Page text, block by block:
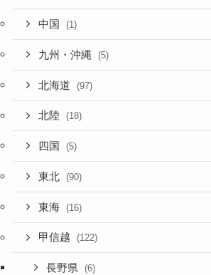
中国 (1)
九州・沖縄 (5)
北海道 (97)
北陸 (18)
四国 (5)
東北 (90)
東海 (16)
甲信越 (122)
長野県 (6)